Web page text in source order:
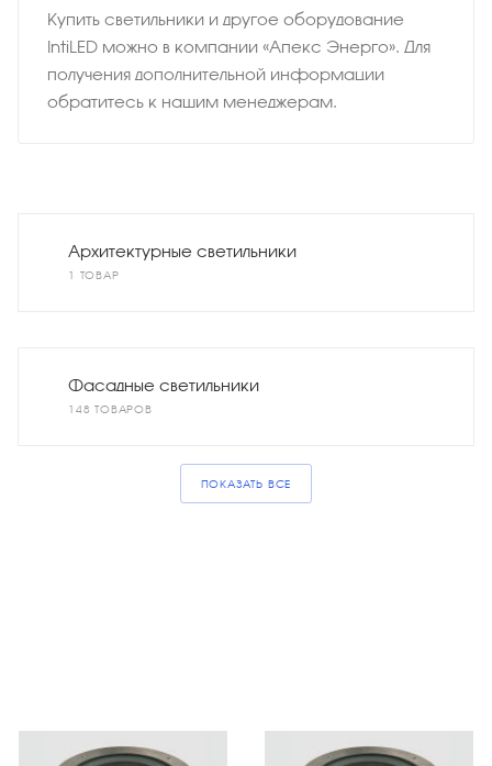
Купить светильники и другое оборудование
IntiLED можно в компании «Апекс Энерго». Для
получения дополнительной информации
обратитесь к нашим менеджерам.
Архитектурные светильники
1 ТОВАР
Фасадные светильники
148 ТОВАРОВ
ПОКАЗАТЬ ВСЕ